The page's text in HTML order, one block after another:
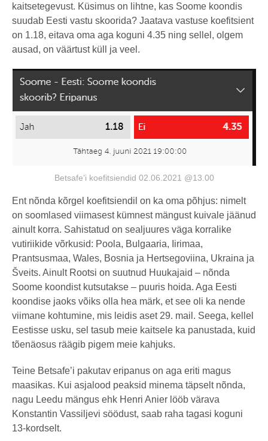
kaitsetegevust. Küsimus on lihtne, kas Soome koondis
suudab Eesti vastu skoorida? Jaatava vastuse koefitsient
on 1.18, eitava oma aga koguni 4.35 ning sellel, olgem
ausad, on väärtust küll ja veel.
Betsafe’i koefitsiendid 02.06.2021 @13.00
Ent nõnda kõrgel koefitsiendil on ka oma põhjus: nimelt
on soomlased viimasest kümnest mängust kuivale jäänud
ainult korra. Sahistatud on sealjuures väga korralike
vutiriikide võrkusid: Poola, Bulgaaria, Iirimaa,
Prantsusmaa, Wales, Bosnia ja Hertsegoviina, Ukraina ja
Šveits. Ainult Rootsi on suutnud Huukajaid – nõnda
Soome koondist kutsutakse – puuris hoida. Aga Eesti
koondise jaoks võiks olla hea märk, et see oli ka nende
viimane kohtumine, mis leidis aset 29. mail. Seega, kellel
Eestisse usku, sel tasub meie kaitsele ka panustada, kuid
tõenäosus räägib pigem meie kahjuks.
Teine Betsafe’i pakutav eripanus on aga eriti magus
maasikas. Kui asjalood peaksid minema täpselt nõnda,
nagu Leedu mängus ehk Henri Anier lööb värava
Konstantin Vassiljevi söödust, saab raha tagasi koguni
13-kordselt.